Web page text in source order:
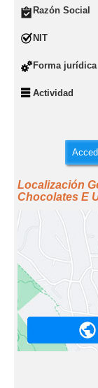
Razón Social
NIT
Forma jurídica
Actividad
Localización
Chocolates E